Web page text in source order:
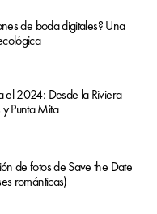
de boda digitales? Una
el 2024: Desde la Riviera
Punta Mita
de fotos de Save the Date
románticas)